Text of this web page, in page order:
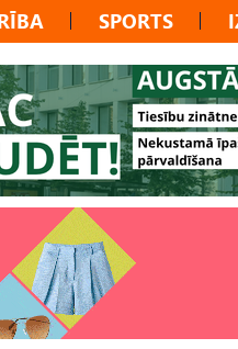
SPORTS